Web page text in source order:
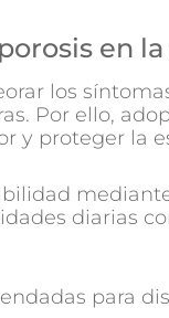
en
los
Por ello,
y proteger la
diarias
para